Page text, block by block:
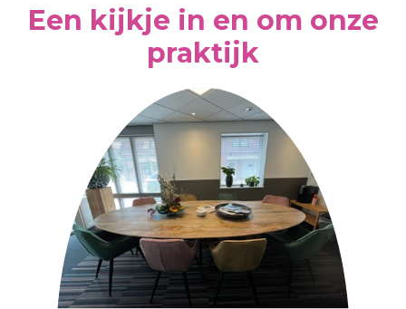
Een kijkje in en om onze
praktijk